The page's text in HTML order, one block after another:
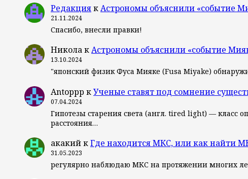
РедакциякАстрономы объяснили «событие
21.11.2024
Спасибо, внесли правки!
НиколакАстрономы объяснили «событие
13.10.2024
"японский физик Фуса Мияке (Fusa Miyake)
Antoppp кУченые ставят под сомнение
07.04.2024
Гипотезы старения света (англ. tired light) — класс
расстояния…
акакийкГде находится МКС, или как найти
31.05.2023
регулярно наблюдаю МКС на протяжении многих